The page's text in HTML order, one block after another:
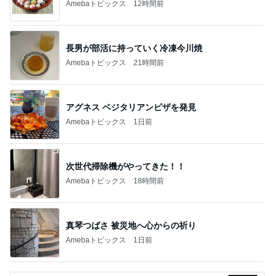
Amebaトピックス 12時間前
長男が部活に持っていく冷凍今川焼
Amebaトピックス 21時間前
アグネス ベジタリアンピザを発見
Amebaトピックス 1日前
次世代掃除機がやってきた！！
Amebaトピックス 18時間前
真琴つばさ 被災地へ心からの祈り
Amebaトピックス 1日前